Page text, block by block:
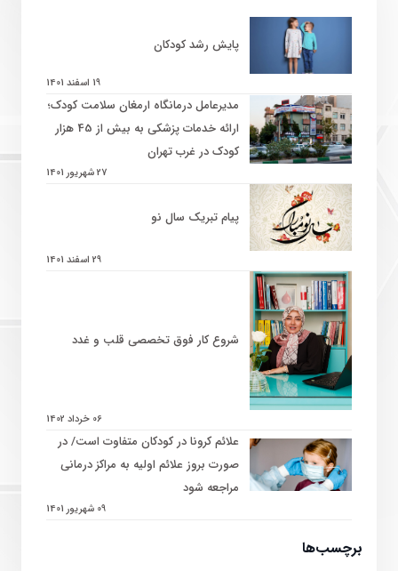
پایش رشد کودکان
19 اسفند 1401
مدیرعامل درمانگاه ارمغان سلامت کودک؛
ارائه خدمات پزشکی به بیش از 45 هزار
کودک در غرب تهران
27 شهریور 1401
پیام تبریک سال نو
29 اسفند 1401
شروع کار فوق تخصصی قلب و غدد
06 خرداد 1402
علائم کرونا در کودکان متفاوت است/ در
صورت بروز علائم اولیه به مراکز درمانی
مراجعه شود
09 شهریور 1401
برچسب‌ها